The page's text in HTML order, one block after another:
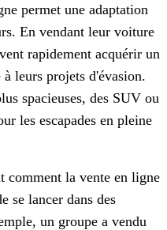
permet une adaptation
En vendant leur voiture
rapidement acquérir un
leurs projets d'évasion.
spacieuses, des SUV ou
les escapades en pleine
comment la vente en ligne
se lancer dans des
un groupe a vendu